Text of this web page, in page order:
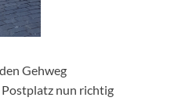
Gehweg
nun richtig